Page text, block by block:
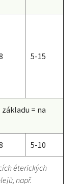
5-15
= na
5-10
éterických
např.